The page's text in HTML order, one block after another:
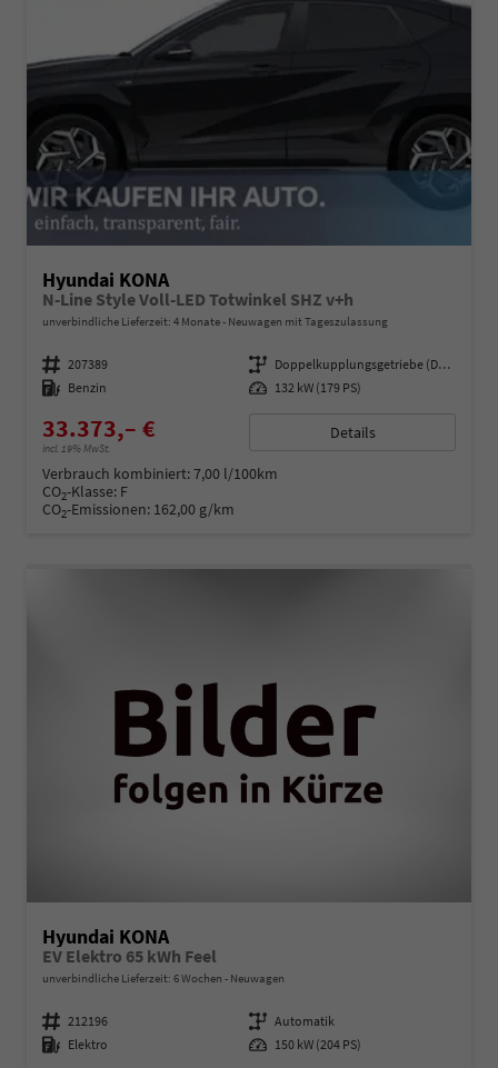
Hyundai KONA
N-Line Style Voll-LED Totwinkel SHZ v+h
unverbindliche Lieferzeit: 4 Monate Neuwagen mit Tageszulassung
Fahrzeugnummer 207389 Getriebe
Doppelkupplungsgetriebe (DSG)
Kraftstoff Benzin Leistung 132 kW (179 PS)
33.373,– €
incl. 19% MwSt.
Details
Verbrauch kombiniert:7,00 l/100km
CO2-Klasse: F
CO2-Emissionen: 162,00 g/km
Hyundai KONA
EV Elektro 65 kWh Feel
unverbindliche Lieferzeit: 6 Wochen Neuwagen
Fahrzeugnummer 212196 Getriebe Automatik
Kraftstoff Elektro Leistung 150 kW (204 PS)